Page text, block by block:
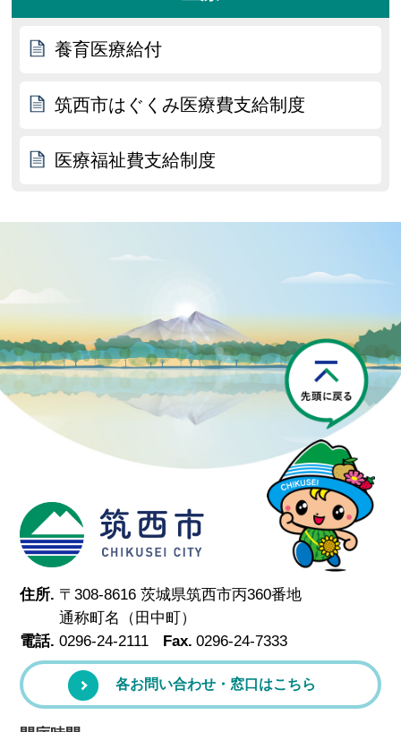
養育医療給付
筑西市はぐくみ医療費支給制度
医療福祉費支給制度
筑西市
住所. 〒308-8616 茨城県筑西市丙360番地
通称町名（田中町）
電話. 0296-24-2111 Fax. 0296-24-7333
各お問い合わせ・窓口はこちら